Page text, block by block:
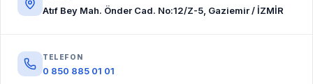
Atıf Bey Mah. Önder Cad. No:12/Z-5, Gaziemir / İZMİR
TELEFON
0 850 885 01 01